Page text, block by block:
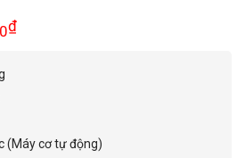
₫Giá
(Máy cơ tự động)